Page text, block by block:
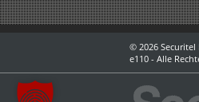
© 2026
e110 - Alle